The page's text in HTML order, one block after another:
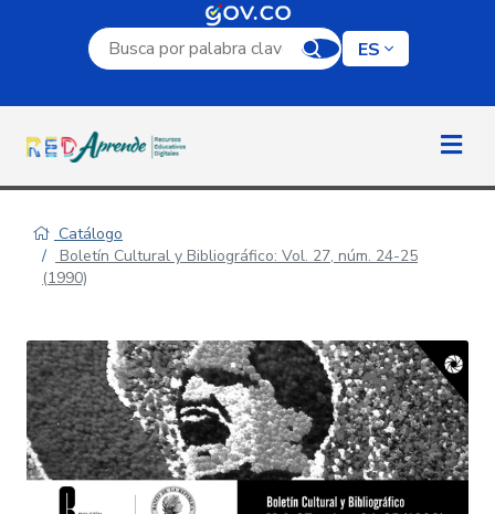
Campo de búsqueda por palabra clave
ES
Catálogo
Boletín Cultural y Bibliográfico: Vol. 27, núm. 24-25
(1990)